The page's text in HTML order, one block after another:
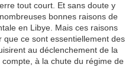
tout court. Et sans doute y
bonnes raisons de
en Libye. Mais ces raisons
ce sont essentiellement des
au déclenchement de la
à la chute du régime de